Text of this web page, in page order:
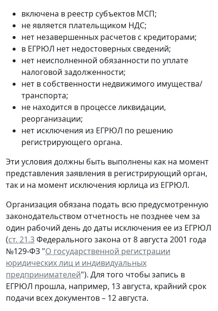
включена в реестр субъектов МСП;
не является плательщиком НДС;
нет незавершенных расчетов с кредиторами;
в ЕГРЮЛ нет недостоверных сведений;
нет неисполненной обязанности по уплате
налоговой задолженности;
нет в собственности недвижимого имущества/
транспорта;
не находится в процессе ликвидации,
реорганизации;
нет исключения из ЕГРЮЛ по решению
регистрирующего органа.
Эти условия должны быть выполнены как на момент
представления заявления в регистрирующий орган,
так и на момент исключения юрлица из ЕГРЮЛ.
Организация обязана подать всю предусмотренную
законодательством отчетность не позднее чем за
один рабочий день до даты исключения ее из ЕГРЮЛ
(ст. 21.3Федерального закона от 8 августа 2001 года
№129-ФЗ "О государственной регистрации
юридических лиц и индивидуальных
предпринимателей"). Для того чтобы запись в
ЕГРЮЛ прошла, например, 13 августа, крайний срок
подачи всех документов – 12 августа.